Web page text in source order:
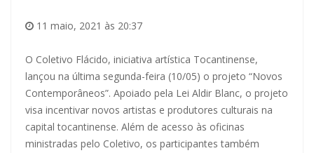
11 maio, 2021 às 20:37
O Coletivo Flácido, iniciativa artística Tocantinense,
lançou na última segunda-feira (10/05) o projeto “Novos
Contemporâneos”. Apoiado pela Lei Aldir Blanc, o projeto
visa incentivar novos artistas e produtores culturais na
capital tocantinense. Além de acesso às oficinas
ministradas pelo Coletivo, os participantes também